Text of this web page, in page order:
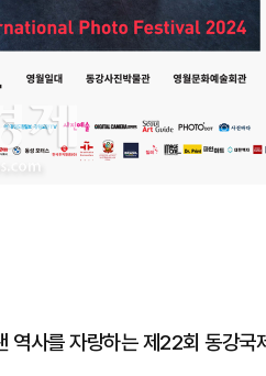
사를 자랑하는 제22회 동강국